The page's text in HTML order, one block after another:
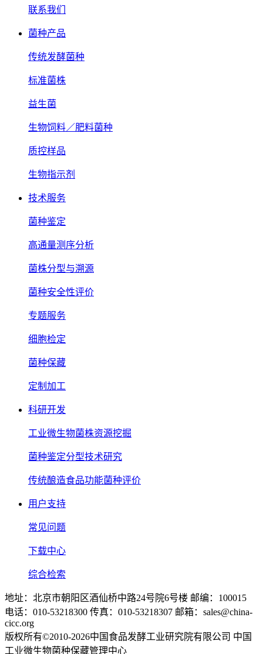
联系我们
菌种产品
传统发酵菌种
标准菌株
益生菌
生物饲料／肥料菌种
质控样品
生物指示剂
技术服务
菌种鉴定
高通量测序分析
菌株分型与溯源
菌种安全性评价
专题服务
细胞检定
菌种保藏
定制加工
科研开发
工业微生物菌株资源挖掘
菌种鉴定分型技术研究
传统酿造食品功能菌种评价
用户支持
常见问题
下载中心
综合检索
地址：北京市朝阳区酒仙桥中路24号院6号楼 邮编：100015
电话：010-53218300 传真：010-53218307 邮箱：sales@china-
cicc.org
版权所有©2010-2026中国食品发酵工业研究院有限公司 中国
工业微生物菌种保藏管理中心